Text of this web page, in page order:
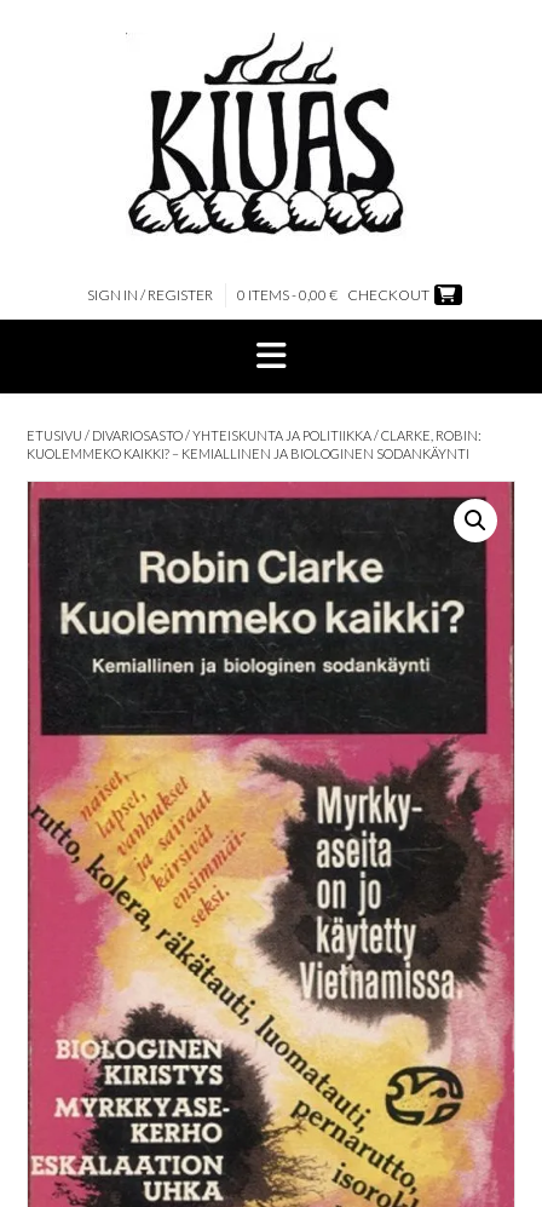
SIGN IN / REGISTER 0 ITEMS - 0,00 € CHECKOUT
ETUSIVU / DIVARIOSASTO/YHTEISKUNTA JA POLITIIKKA/ CLARKE, ROBIN:
KUOLEMMEKO KAIKKI? – KEMIALLINEN JA BIOLOGINEN SODANKÄYNTI